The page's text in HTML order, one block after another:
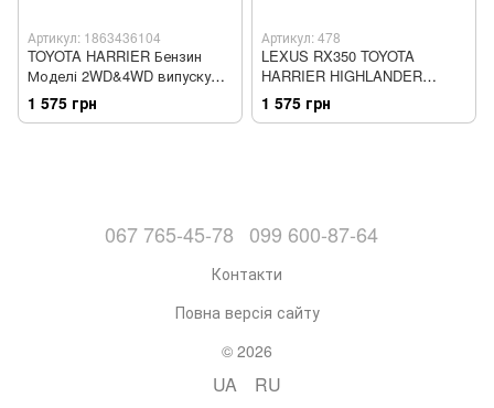
Артикул: 1863436104
TOYOTA HARRIER Бензин
Моделі 2WD&4WD випуску
1997-2003 рр. Керівництво по
ремонту та експлуатації
1 575 грн
Артикул: 478
LEXUS RX350 TOYOTA
HARRIER HIGHLANDER
Моделі з 2006 року Посібник
з ремон "АВТОЛЮБИТЕЛЬ"
1 575 грн
067 765-45-78 099 600-87-64
Контакти
Повна версія сайту
© 2026
UA RU